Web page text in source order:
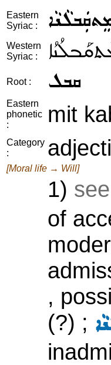
Eastern
Syriac :
Western
Syriac :
Root : ܩܒܠ
Eastern
phonetic
:
mit
Category
:
[Moral life → Will]
1)
of
,
(?) ;